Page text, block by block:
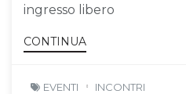
ingresso libero
CONTINUA
EVENTI INCONTRI